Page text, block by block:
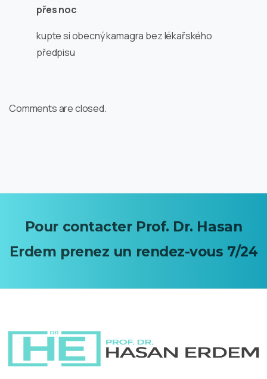
přes noc
kupte si obecný kamagra bez lékařského
předpisu
Comments are closed.
Pour contacter Prof. Dr. Hasan
Erdem prenez un rendez-vous 7/24